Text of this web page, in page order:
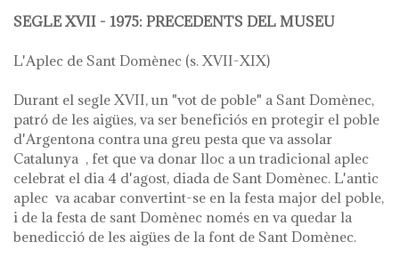
SEGLE XVII - 1975: PRECEDENTS DEL MUSEU
L'Aplec de Sant Domènec (s. XVII-XIX)
Durant el segle XVII, un "vot de poble" a Sant Domènec,
patró de les aigües, va ser beneficiós en protegir el poble
d'Argentona contra una greu pesta que va assolar
Catalunya , fet que va donar lloc a un tradicional aplec
celebrat el dia 4 d'agost, diada de Sant Domènec. L'antic
aplec va acabar convertint-se en la festa major del poble,
i de la festa de sant Domènec només en va quedar la
benedicció de les aigües de la font de Sant Domènec.